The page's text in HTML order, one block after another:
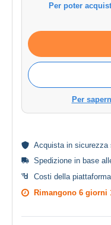
Per poter
Per
Acquista in sicurezza
Spedizione in base
Costi della
Rimangono 6 giorni